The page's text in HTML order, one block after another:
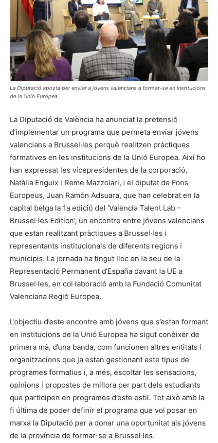
La Diputació aposta per enviar a jóvens valencians a formar-se en institucions
de la Unió Europea
La Diputació de València ha anunciat la pretensió
d’implementar un programa que permeta enviar jóvens
valencians a Brussel·les perquè realitzen pràctiques
formatives en les institucions de la Unió Europea. Així ho
han expressat les vicepresidentes de la corporació,
Natàlia Enguix i Reme Mazzolari, i el diputat de Fons
Europeus, Juan Ramón Adsuara, que han celebrat en la
capital belga la 1a edició del ‘València Talent Lab –
Brussel·les Edition’, un encontre entre jóvens valencians
que estan realitzant pràctiques a Brussel·les i
representants institucionals de diferents regions i
municipis. La jornada ha tingut lloc en la seu de la
Representació Permanent d’España davant la UE a
Brussel·les, en col·laboració amb la Fundació Comunitat
Valenciana Regió Europea.
L’objectiu d’este encontre amb jóvens que s’estan formant
en institucions de la Unió Europea ha sigut conéixer de
primera mà, d’una banda, com funcionen altres entitats i
organitzacions que ja estan gestionant este tipus de
programes formatius i, a més, escoltar les sensacions,
opinions i propostes de millora per part dels estudiants
que participen en programes d’este estil. Tot això amb la
fi última de poder definir el programa que vol posar en
marxa la Diputació per a donar una oportunitat als jóvens
de la província de formar-se a Brussel·les.